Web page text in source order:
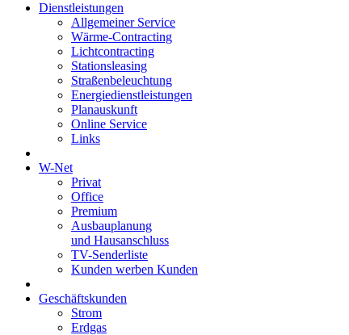
Dienstleistungen
Allgemeiner Service
Wärme-Contracting
Lichtcontracting
Stationsleasing
Straßenbeleuchtung
Energiedienstleistungen
Planauskunft
Online Service
Links
W-Net
Privat
Office
Premium
Ausbauplanung
und Hausanschluss
TV-Senderliste
Kunden werben Kunden
Geschäftskunden
Strom
Erdgas